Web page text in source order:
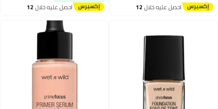
احصل عليه خلال12 احصل عليه خلال12